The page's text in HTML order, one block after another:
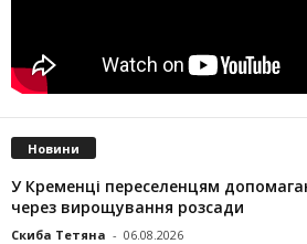
Новини
У Кременці переселенцям
через вирощування розсади
Скиба Тетяна - 06.08.2026